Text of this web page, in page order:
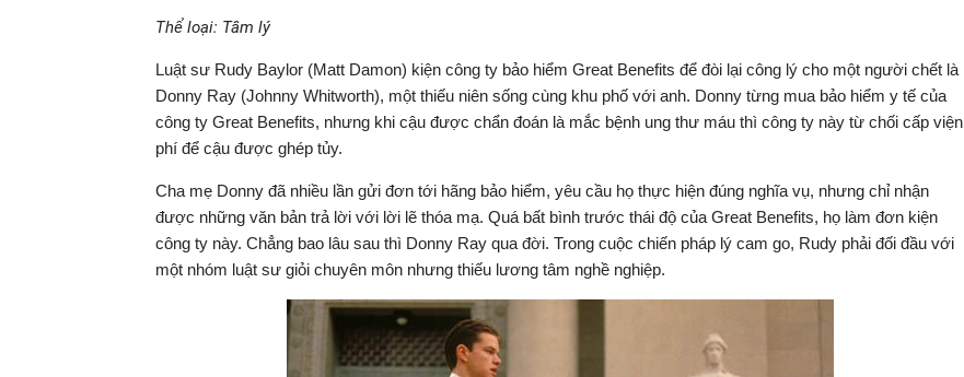
Thể loại: Tâm lý
Luật sư Rudy Baylor (Matt Damon) kiện công ty bảo hiểm Great Benefits để đòi lại công lý cho một người chết là
Donny Ray (Johnny Whitworth), một thiếu niên sống cùng khu phố với anh. Donny từng mua bảo hiểm y tế của
công ty Great Benefits, nhưng khi cậu được chẩn đoán là mắc bệnh ung thư máu thì công ty này từ chối cấp viện
phí để cậu được ghép tủy.
Cha mẹ Donny đã nhiều lần gửi đơn tới hãng bảo hiểm, yêu cầu họ thực hiện đúng nghĩa vụ, nhưng chỉ nhận
được những văn bản trả lời với lời lẽ thóa mạ. Quá bất bình trước thái độ của Great Benefits, họ làm đơn kiện
công ty này. Chẳng bao lâu sau thì Donny Ray qua đời. Trong cuộc chiến pháp lý cam go, Rudy phải đối đầu với
một nhóm luật sư giỏi chuyên môn nhưng thiếu lương tâm nghề nghiệp.